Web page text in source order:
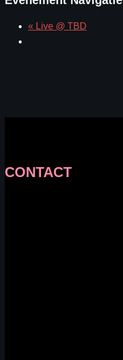
« Live @ TBD
CONTACT